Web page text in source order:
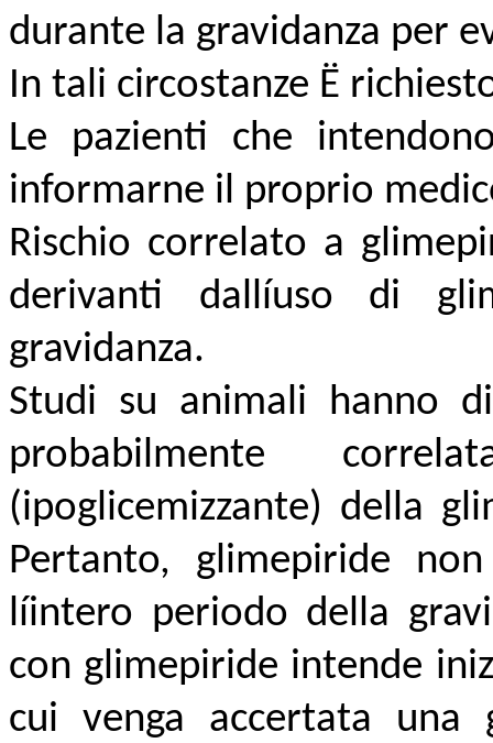
durante la gravidanza per
In tali circostanze Ë
Le pazienti che
informarne il proprio
Rischio correlato a
derivanti dallíuso di
gravidanza.
Studi su animali hanno
probabilmente
(ipoglicemizzante) della
Pertanto, glimepiride
líintero periodo della
con glimepiride intende
cui venga accertata una